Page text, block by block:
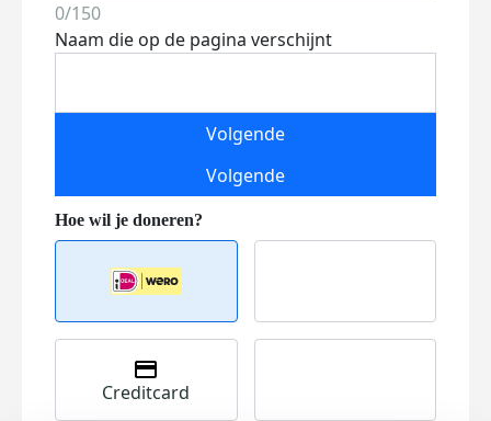
0/150
Naam die op de pagina verschijnt
Volgende
Volgende
Creditcard